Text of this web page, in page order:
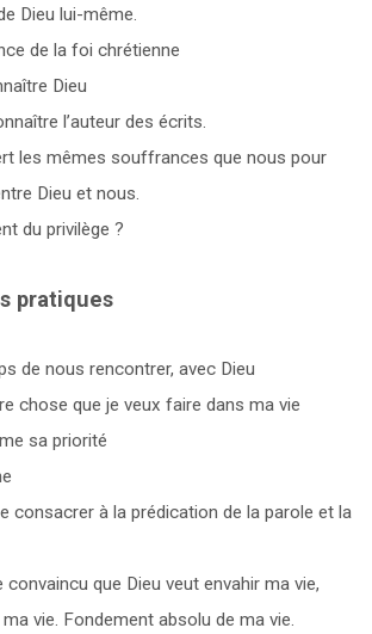
Dieu lui-même.
de la foi chrétienne
Dieu
l’auteur des écrits.
les mêmes souffrances que nous pour
Dieu et nous.
du privilège ?
pratiques
de nous rencontrer, avec Dieu
chose que je veux faire dans ma vie
sa priorité
consacrer à la prédication de la parole et la
convaincu que Dieu veut envahir ma vie,
vie. Fondement absolu de ma vie.